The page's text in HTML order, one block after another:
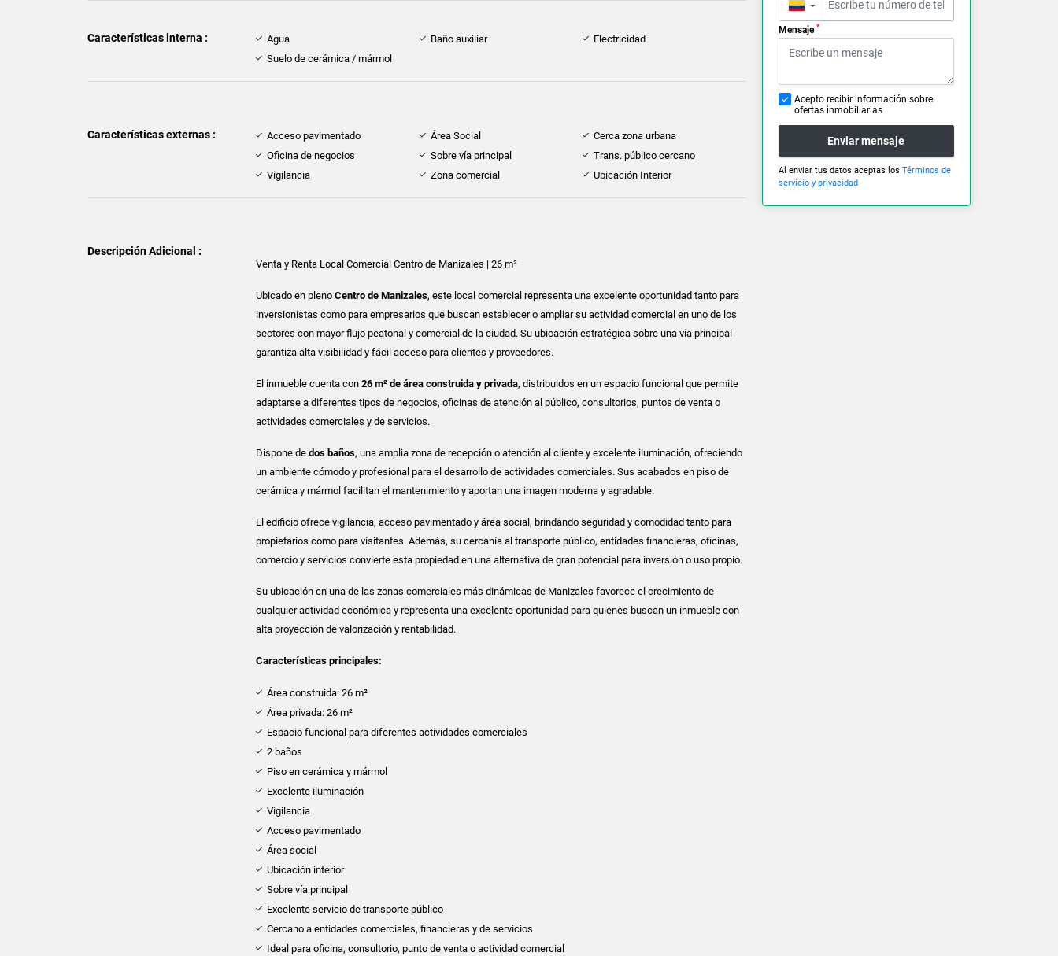
Características interna : Agua Baño auxiliar
Electricidad
Suelo de cerámica / mármol
Características externas : Acceso pavimentado Área Social
Cerca zona urbana
Oficina de negocios
Sobre vía principal
Trans. público cercano
Vigilancia
Zona comercial Ubicación Interior
Descripción Adicional :
Venta y Renta Local Comercial Centro de Manizales | 26 m²
Ubicado en plenoCentro de Manizales, este local comercial representa una excelente oportunidad tanto para
inversionistas como para empresarios que buscan establecer o ampliar su actividad comercial en uno de los
sectores con mayor flujo peatonal y comercial de la ciudad. Su ubicación estratégica sobre una vía principal
garantiza alta visibilidad y fácil acceso para clientes y proveedores.
El inmueble cuenta con26 m² de área construida y privada, distribuidos en un espacio funcional que permite
adaptarse a diferentes tipos de negocios, oficinas de atención al público, consultorios, puntos de venta o
actividades comerciales y de servicios.
Dispone dedos baños, una amplia zona de recepción o atención al cliente y excelente iluminación, ofreciendo
un ambiente cómodo y profesional para el desarrollo de actividades comerciales. Sus acabados en piso de
cerámica y mármol facilitan el mantenimiento y aportan una imagen moderna y agradable.
El edificio ofrece vigilancia, acceso pavimentado y área social, brindando seguridad y comodidad tanto para
propietarios como para visitantes. Además, su cercanía al transporte público, entidades financieras, oficinas,
comercio y servicios convierte esta propiedad en una alternativa de gran potencial para inversión o uso propio.
Su ubicación en una de las zonas comerciales más dinámicas de Manizales favorece el crecimiento de
cualquier actividad económica y representa una excelente oportunidad para quienes buscan un inmueble con
alta proyección de valorización y rentabilidad.
Características principales:
Área construida: 26 m²
Área privada: 26 m²
Espacio funcional para diferentes actividades comerciales
2 baños
Piso en cerámica y mármol
Excelente iluminación
Vigilancia
Acceso pavimentado
Área social
Ubicación interior
Sobre vía principal
Excelente servicio de transporte público
Cercano a entidades comerciales, financieras y de servicios
Ideal para oficina, consultorio, punto de venta o actividad comercial
▼
Mensaje *
Acepto recibir información sobre
ofertas inmobiliarias
Enviar mensaje
Al enviar tus datos aceptas los Términos de
servicio y privacidad